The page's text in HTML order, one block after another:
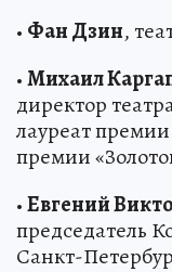
• Фан Дзин,
•Михаил
директор
лауреат
премии
•Евгений
председатель
Санкт-